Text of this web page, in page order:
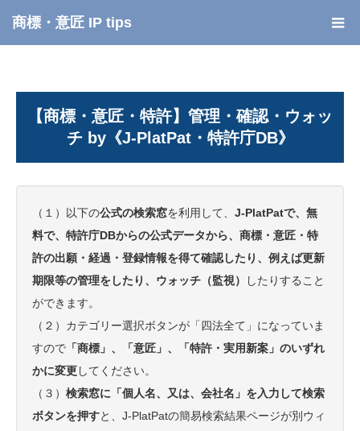
商標・意匠 IP tips
【商標・意匠・特許】管理・確認・ウォッ
チ by《J-PlatPat・特許庁DB》
（１）以下の公式の検索窓を利用して、 J-PlatPatで、無
料で、特許庁DBからの公式データから、商標・意匠・特
許の出願・経過・登録情報を得て確認したり、例えば更新
期限等の管理をしたり、ウォッチ（監視）
したりすること
ができます。
（２）カテゴリー選択ボタンが「四法全て」になっていま
すので 「商標」、「意匠」、「特許・実用新案」のいずれ
かに変更してください。
（３） 検索窓に「個人名、又は、会社名」を入力して検索
ボタンを押すと、J-PlatPatの簡易検索結果ページが別ウィ